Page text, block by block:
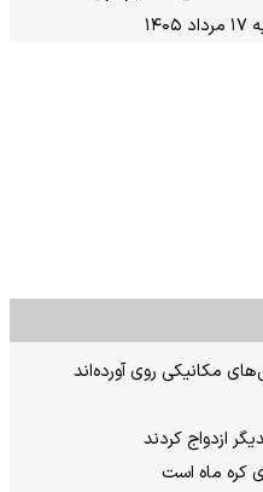
مکانیکی روی آورده‌اند
ازدواج کردند
کره ماه است